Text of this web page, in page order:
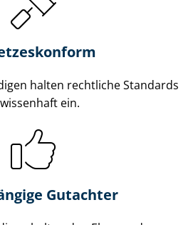
halten rechtliche Standards
ein.
Gutachter